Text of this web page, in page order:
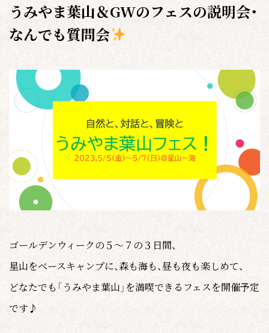
お問い合わせ
ご入会はこちら
星山カレンダー（googleカレンダー）
よくある質問
会員規約（PDF）
プライバシーポリシー
うみやま葉山＆GWのフェスの説明会・
なんでも質問会
ゴールデンウィークの５〜７の３日間、
星山をベースキャンプに、森も海も、昼も夜も楽しめて、
どなたでも「うみやま葉山」を満喫できるフェスを開催予定
です♪